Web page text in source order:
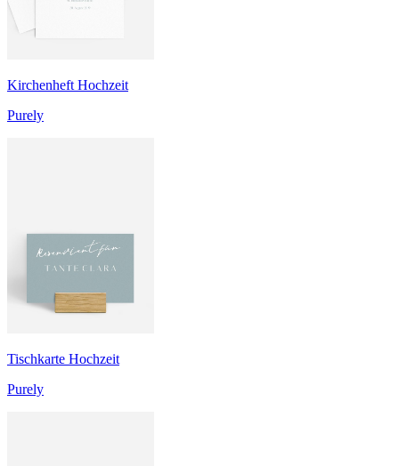
Kirchenheft Hochzeit
Purely
Tischkarte Hochzeit
Purely